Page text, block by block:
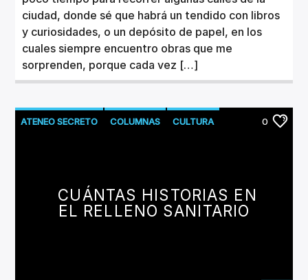
ciudad, donde sé que habrá un tendido con libros
y curiosidades, o un depósito de papel, en los
cuales siempre encuentro obras que me
sorprenden, porque cada vez […]
ATENEO SECRETO COLUMNAS CULTURA 0
CUÁNTAS HISTORIAS EN
EL RELLENO SANITARIO